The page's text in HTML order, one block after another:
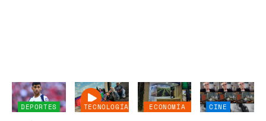
DEPORTES TECNOLOGÍA
ECONOMÍA
CINE